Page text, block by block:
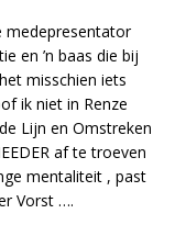
medepresentator
en ’n baas die bij
misschien iets
ik niet in Renze
Lijn en Omstreken
af te troeven
mentaliteit , past
Vorst ….